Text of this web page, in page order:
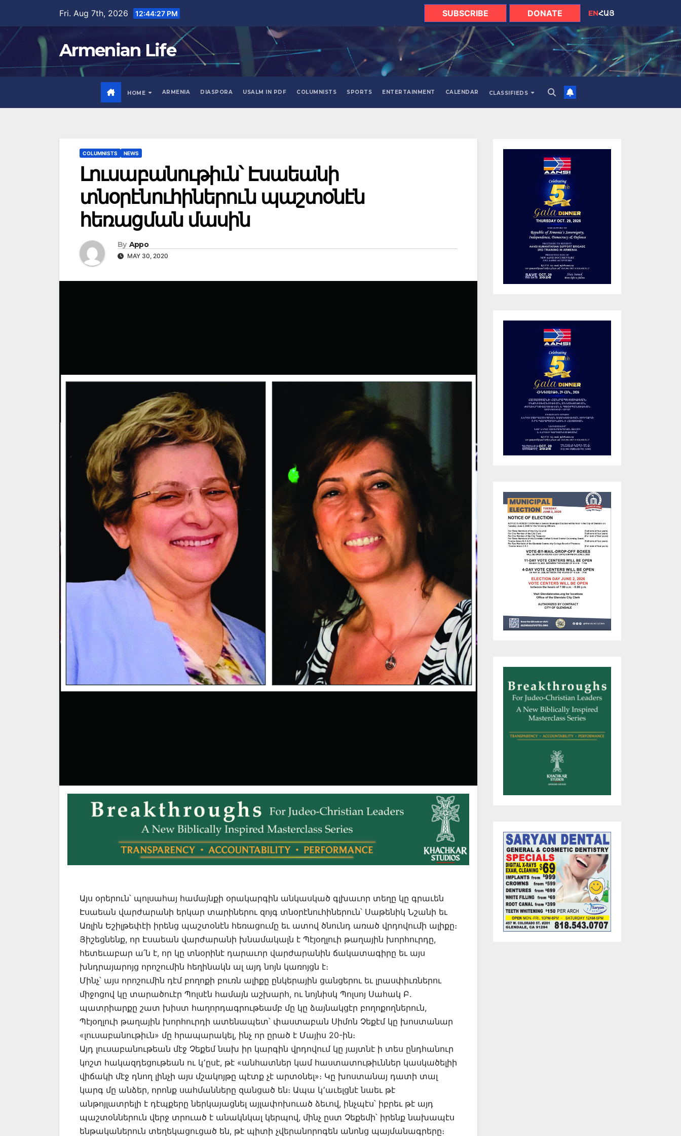
content
Fri. Aug 7th, 2026 12:44:28 PM SUBSCRIBE DONATE ENՀԱՅ
Armenian Life
HOME ARMENIA DIASPORA USALM IN PDF COLUMNISTS SPORTS ENTERTAINMENT CALENDAR CLASSIFIEDS
COLUMNISTS NEWS
Լուսաբանութիւն՝ Էսաեանի
տնօրէնուհիներուն պաշտօնէն
հեռացման մասին
By Appo
MAY 30, 2020
Այս օրերուն՝ պոլսահայ համայնքի օրակարգին անկասկած գլխաւոր տեղը կը գրաւեն
Էսաեան վարժարանի երկար տարիներու զոյգ տնօրէնուհիներուն՝ Սաթենիկ Նշանի եւ
Առլին Եշիլթեփէի իրենց պաշտօնէն հեռացումը եւ ատով ծնունդ առած վրդովումի ալիքը։
Յիշեցնենք, որ Էսաեան վարժարանի խնամակալն է Պէյօղլուի թաղային խորհուրդը,
հետեւաբար ա՛ն է, որ կը տնօրինէ դարաւոր վարժարանին ճակատագիրը եւ այս
խնդրայարոյց որոշումին հեղինակն ալ այդ նոյն կառոյցն է։
Մինչ՝ այս որոշումին դէմ բողոքի բուռն ալիքը ընկերային ցանցերու եւ լրասփիւռներու
միջոցով կը տարածուէր Պոլսէն համայն աշխարհ, ու նոյնիսկ Պոլսոյ Սահակ Բ.
պատրիարքը շատ խիստ հաղորդագրութեամբ մը կը ձայնակցէր բողոքողներուն,
Պէյօղլուի թաղային խորհուրդի ատենապետ՝ փաստաբան Սիմոն Չեքէմ կը խոստանար
«լուսաբանութիւն» մը հրապարակել, ինչ որ ըրած է Մայիս 20-ին։
Այդ լուսաբանութեան մէջ Չեքեմ նախ իր կարգին վրդովում կը յայտնէ ի տես ընդհանուր
կոշտ հակազդեցութեան ու կ՚ըսէ, թէ «անհատներ կամ հաստատութիւններ կասկածելիի
վիճակի մէջ դնող լինչի այս մշակոյթը պէտք չէ արտօնել»։ Կը խոստանայ դատի տալ
կարգ մը անձեր, որոնք սահմանները զանցած են։ Ապա կ՚աւելցնէ նաեւ թէ
անթոյլատրելի է դէպքերը ներկայացնել այլափոխուած ձեւով, ինչպէս՝ իբրեւ թէ այդ
պաշտօններուն վերջ տրուած է անակնկալ կերպով, մինչ ըստ Չեքեմի՝ իրենք նախապէս
ենթականերուն տեղեկացուցած են, թէ պիտի չվերանորոգեն անոնց պայմանագրերը։